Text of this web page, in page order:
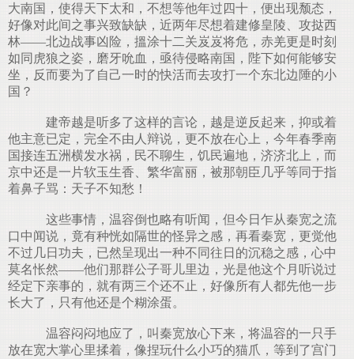
大南国，使得天下太和，不想等他年过四十，便出现颓态，
好像对此间之事兴致缺缺，近两年尽想着建修皇陵、攻挞西
林——北边战事凶险，搵涂十二关岌岌将危，赤羌更是时刻
如同虎狼之姿，磨牙吮血，亟待侵略南国，陛下如何能够安
坐，反而要为了自己一时的快活而去攻打一个东北边陲的小
国？
建帝越是听多了这样的言论，越是逆反起来，抑或着
他主意已定，完全不由人辩说，更不放在心上，今年春季南
国接连五洲横发水祸，民不聊生，饥民遍地，济济北上，而
京中还是一片软玉生香、繁华富丽，被那朝臣几乎等同于指
着鼻子骂：天子不知愁！
这些事情，温容倒也略有听闻，但今日乍从秦宽之流
口中闻说，竟有种恍如隔世的怪异之感，再看秦宽，更觉他
不过几日功夫，已然呈现出一种不同往日的沉稳之感，心中
莫名怅然——他们那群公子哥儿里边，光是他这个月听说过
经定下亲事的，就有两三个还不止，好像所有人都先他一步
长大了，只有他还是个糊涂蛋。
温容闷闷地应了，叫秦宽放心下来，将温容的一只手
放在宽大掌心里揉着，像捏玩什么小巧的猫爪，等到了宫门